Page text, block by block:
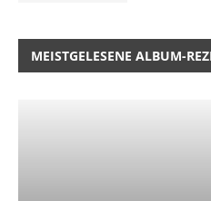
MEISTGELESENE ALBUM-